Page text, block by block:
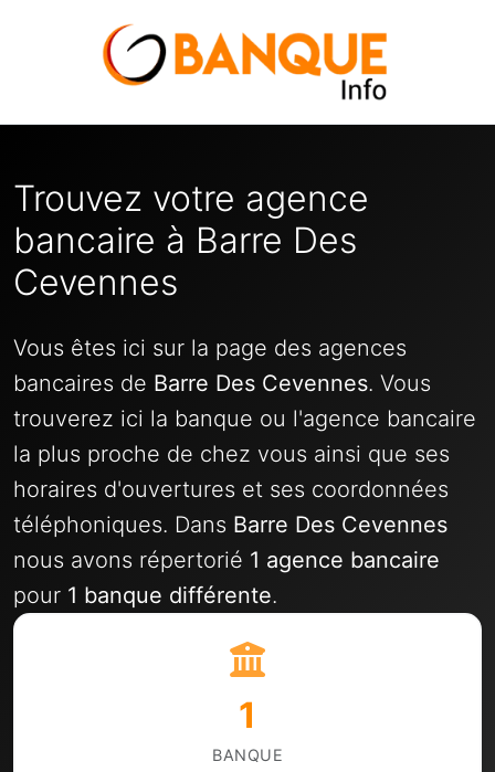
Trouvez votre agence
bancaire à Barre Des
Cevennes
Vous êtes ici sur la page des agences
bancaires de Barre Des Cevennes. Vous
trouverez ici la banque ou l'agence bancaire
la plus proche de chez vous ainsi que ses
horaires d'ouvertures et ses coordonnées
téléphoniques. Dans Barre Des Cevennes
nous avons répertorié 1 agence bancaire
pour 1 banque différente.
1
BANQUE